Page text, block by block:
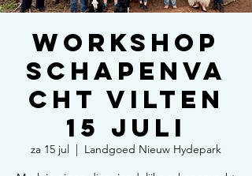
Workshop
schapenva
cht vilten
15 juli
za 15 jul
  |
Landgoed Nieuw Hydepark